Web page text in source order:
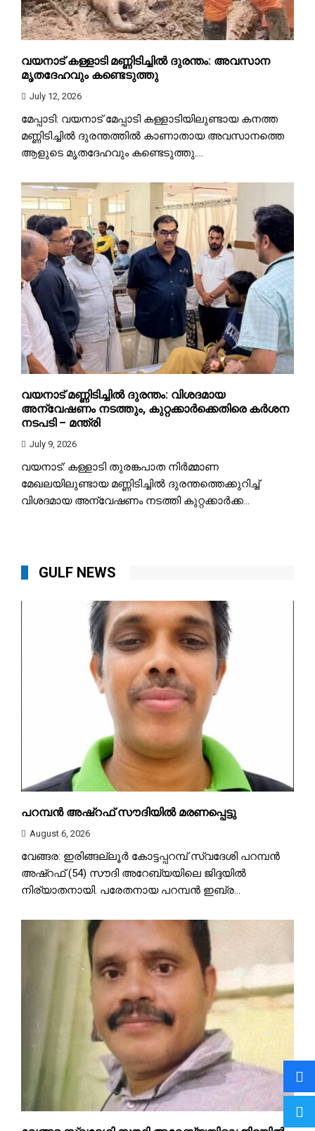
വയനാട് കള്ളാടി മണ്ണിടിച്ചിൽ ദുരന്തം: അവസാന
മൃതദേഹവും കണ്ടെടുത്തു
July 12, 2026
മേപ്പാടി: വയനാട് മേപ്പാടി കള്ളാടിയിലുണ്ടായ കനത്ത
മണ്ണിടിച്ചിൽ ദുരന്തത്തിൽ കാണാതായ അവസാനത്തെ
ആളുടെ മൃതദേഹവും കണ്ടെടുത്തു....
വയനാട് മണ്ണിടിച്ചിൽ ദുരന്തം: വിശദമായ
അന്വേഷണം നടത്തും, കുറ്റക്കാർക്കെതിരെ കർശന
നടപടി – മന്ത്രി
July 9, 2026
വയനാട്: കള്ളാടി തുരങ്കപാത നിർമ്മാണ
മേഖലയിലുണ്ടായ മണ്ണിടിച്ചിൽ ദുരന്തത്തെക്കുറിച്ച്
വിശദമായ അന്വേഷണം നടത്തി കുറ്റക്കാർക്ക...
GULF NEWS
പറമ്പൻ അഷ്‌റഫ് സൗദിയിൽ മരണപ്പെട്ടു
August 6, 2026
വേങ്ങര: ഇരിങ്ങല്ലൂർ കോട്ടപ്പറമ്പ് സ്വദേശി പറമ്പൻ
അഷ്‌റഫ്‌ (54) സൗദി അറേബ്യയിലെ ജിദ്ദയിൽ
നിര്യാതനായി. പരേതനായ പറമ്പൻ ഇബ്ര...